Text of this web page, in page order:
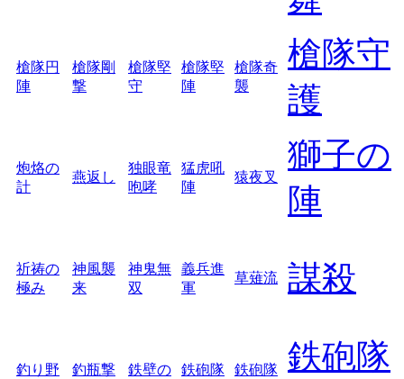
槍隊円
陣
槍隊剛
撃
槍隊堅
守
槍隊堅
陣
槍隊奇
襲
槍隊守
護
炮烙の
計
燕返し
独眼竜
咆哮
猛虎吼
陣
猿夜叉
獅子の
陣
祈祷の
極み
神風襲
来
神鬼無
双
義兵進
軍
草薙流 謀殺
釣り野
釣瓶撃
鉄壁の
鉄砲隊
鉄砲隊
鉄砲隊